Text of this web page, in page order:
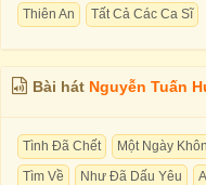
Thiên An Tất Cả Các Ca Sĩ
Bài hát Nguyễn Tuấn
Tình Đã Chết Một Ngày
Tìm Về
Như Đã Dấu Yêu